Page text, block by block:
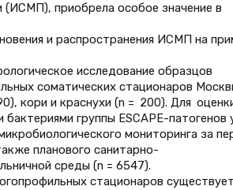
приобрела особое значение в
и распространения ИСМП на
исследование образцов
соматических стационаров
кори и краснухи (n = 200). Для
группы ESCAPE-патогенов
мониторинга за
планового санитарно-
среды (n = 6547).
стационаров существует